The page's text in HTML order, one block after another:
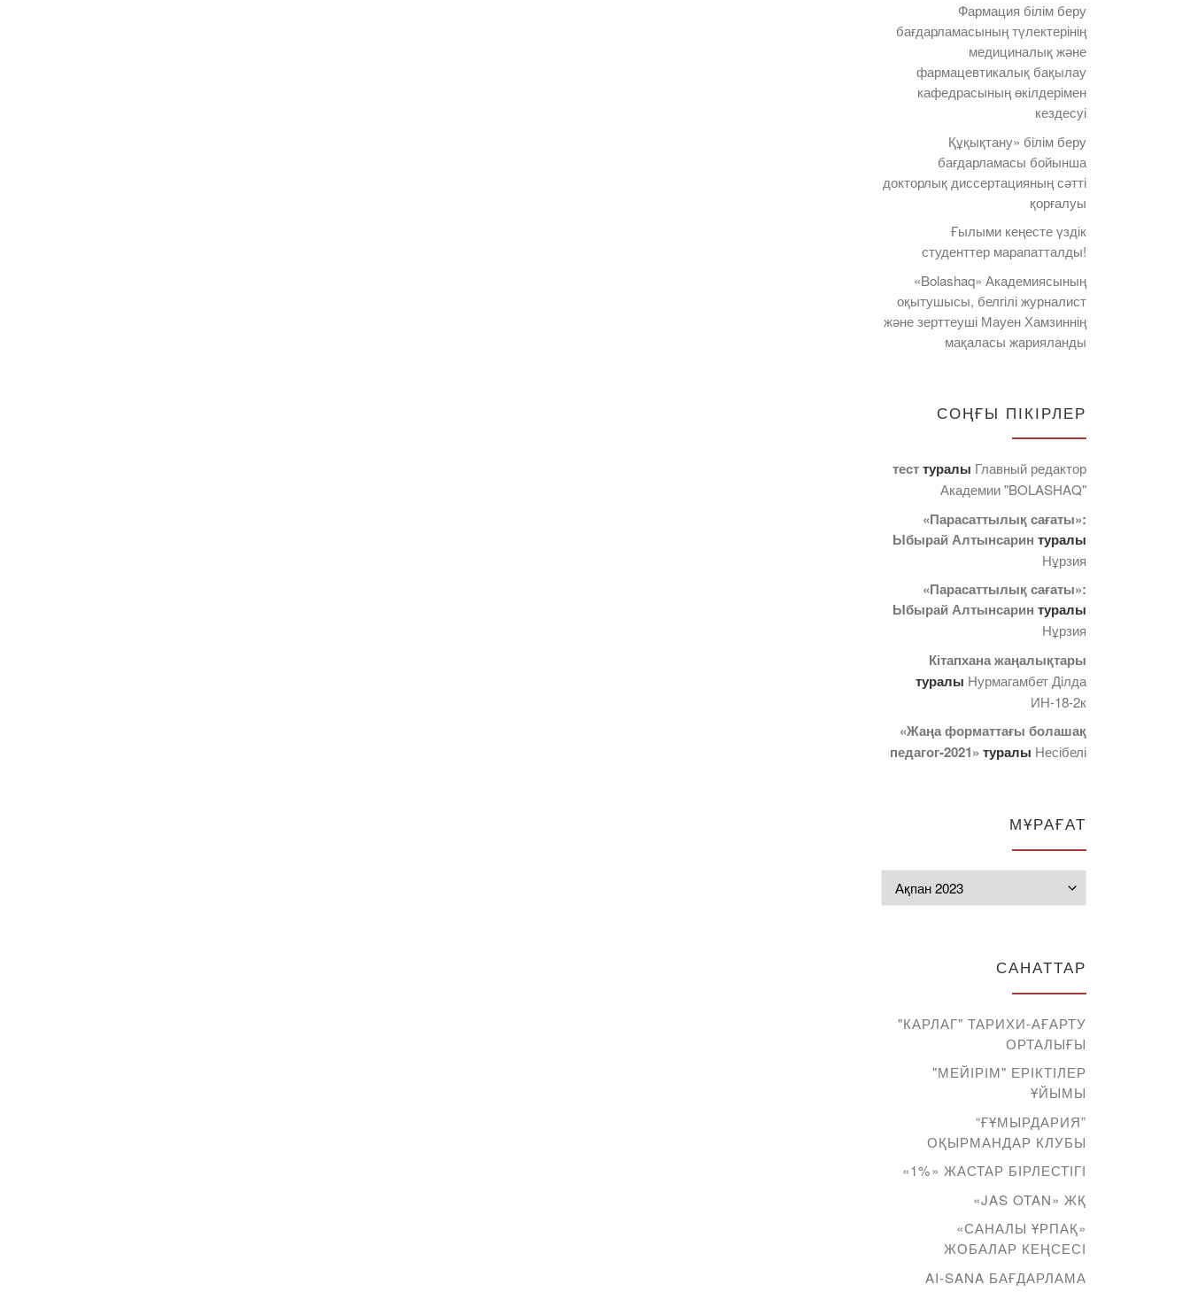
Фармация білім беру
бағдарламасының түлектерінің
медициналық және
фармацевтикалық бақылау
кафедрасының өкілдерімен
кездесуі
Құқықтану» білім беру
бағдарламасы бойынша
докторлық диссертацияның сәтті
қорғалуы
Ғылыми кеңесте үздік
студенттер марапатталды!
«Bolashaq» Академиясының
оқытушысы, белгілі журналист
және зерттеуші Мауен Хамзиннің
мақаласы жарияланды
СОҢҒЫ ПІКІРЛЕР
тесттуралы Главный редактор
Академии "BOLASHAQ"
«Парасаттылық сағаты»:
Ыбырай Алтынсарин туралы
Нұрзия
«Парасаттылық сағаты»:
Ыбырай Алтынсарин туралы
Нұрзия
Кітапхана жаңалықтары
туралы Нурмагамбет Дiлда
ИН-18-2к
«Жаңа форматтағы болашақ
педагог-2021» туралы Несібелі
МҰРАҒАТ
САНАТТАР
"КАРЛАГ" ТАРИХИ-АҒАРТУ
ОРТАЛЫҒЫ
"МЕЙІРІМ" ЕРІКТІЛЕР
ҰЙЫМЫ
“ҒҰМЫРДАРИЯ”
ОҚЫРМАНДАР КЛУБЫ
«1%» ЖАСТАР БІРЛЕСТІГІ
«JAS OTAN» ЖҚ
«САНАЛЫ ҰРПАҚ»
ЖОБАЛАР КЕҢСЕСІ
AI-SANA БАҒДАРЛАМА